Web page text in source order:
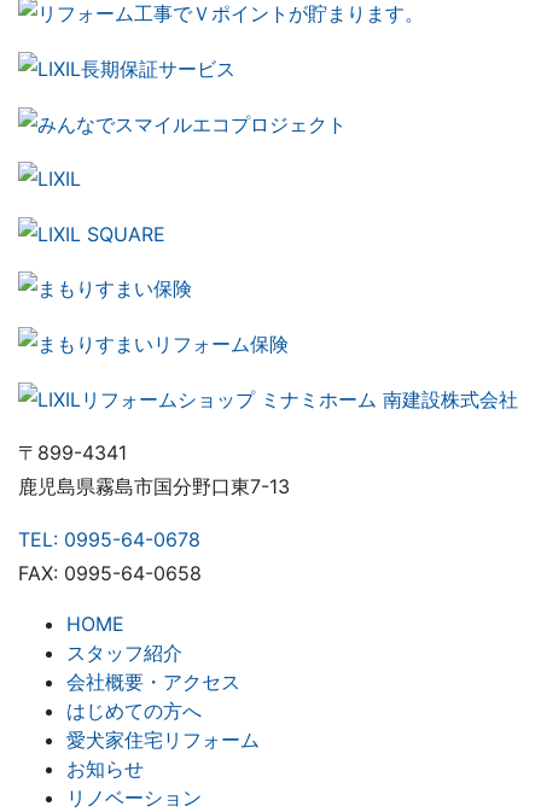
〒899-4341
鹿児島県霧島市国分野口東7-13
TEL: 0995-64-0678
FAX: 0995-64-0658
HOME
スタッフ紹介
会社概要・アクセス
はじめての方へ
愛犬家住宅リフォーム
お知らせ
リノベーション